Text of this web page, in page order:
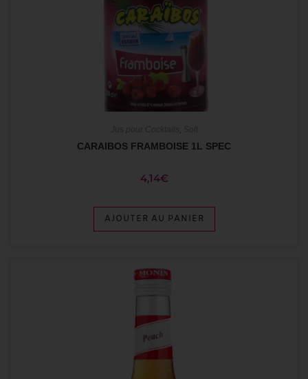
,
CARAIBOS FRAMBOISE 1L SPEC
4,14€
AJOUTER AU PANIER